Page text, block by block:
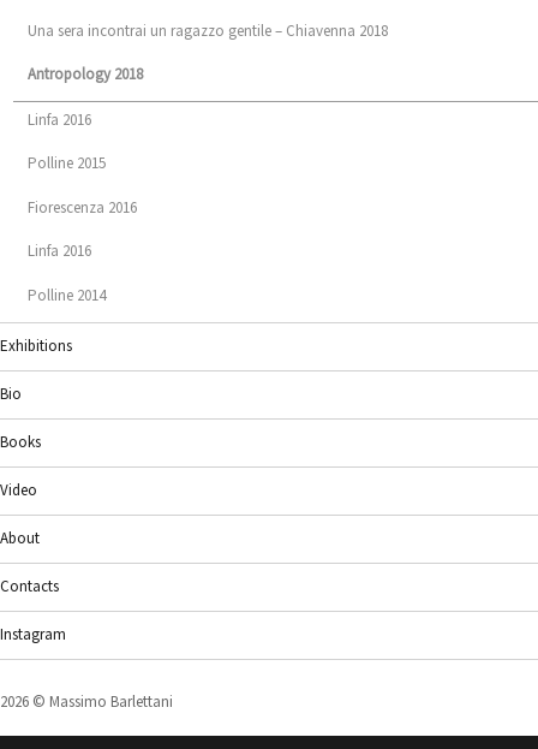
Una sera incontrai un ragazzo gentile – Chiavenna 2018
Antropology 2018
Linfa 2016
Polline 2015
Fiorescenza 2016
Linfa 2016
Polline 2014
Exhibitions
Bio
Books
Video
About
Contacts
Instagram
2026 © Massimo Barlettani